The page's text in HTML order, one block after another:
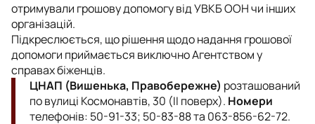
отримували грошову допомогу від УВКБ ООН чи інших
організацій.
Підкреслюється, що рішення щодо надання грошової
допомоги приймається виключно Агентством у
справах біженців.
ЦНАП (Вишенька, Правобережне) розташований
по вулиці Космонавтів, 30 (II поверх). Номери
телефонів: 50-91-33; 50-83-88 та 063-856-62-72.